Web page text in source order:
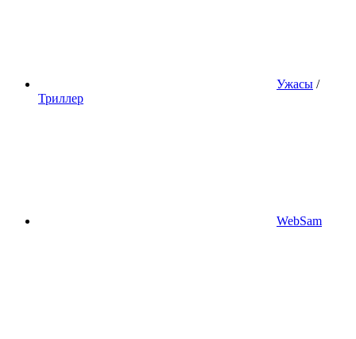
Ужасы /
Триллер
WebSam